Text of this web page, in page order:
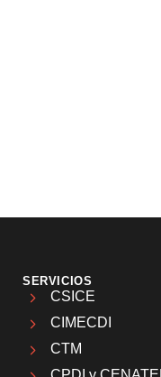
SERVICIOS
CSICE
CIMECDI
CTM